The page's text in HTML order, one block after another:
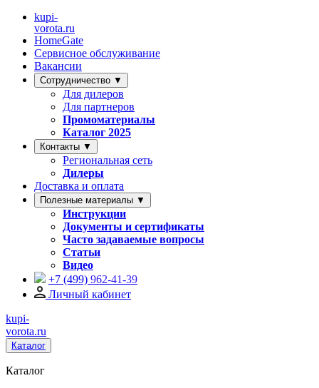
kupi-
vorota.ru
HomeGate
Сервисное обслуживание
Вакансии
Сотрудничество ▼
Для дилеров
Для партнеров
Промоматериалы
Каталог 2025
Контакты ▼
Региональная сеть
Дилеры
Доставка и оплата
Полезные материалы ▼
Инструкции
Документы и сертификаты
Часто задаваемые вопросы
Статьи
Видео
+7 (499) 962-41-39
Личный кабинет
kupi-
vorota.ru
Каталог
Каталог